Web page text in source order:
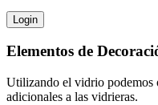
Elementos de
Utilizando el vidrio podemos
adicionales a las vidrieras.